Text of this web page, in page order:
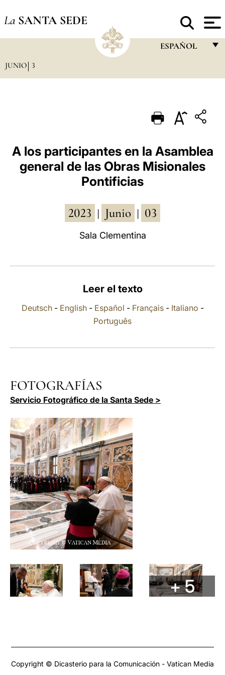
La SANTA SEDE
ESPAÑOL
PORTUGUÊS
ESPAÑOL
DEUTSCH
العربيّة
中文
JUNIO 3
A los participantes en la Asamblea
general de las Obras Misionales
Pontificias
2023 Junio 03
Sala Clementina
Leer el texto
Deutsch- English- Español - Français- Italiano -
Português
FOTOGRAFÍAS
Servicio Fotográfico de la Santa Sede >
+ 5
Copyright © Dicasterio para la Comunicación - Vatican Media